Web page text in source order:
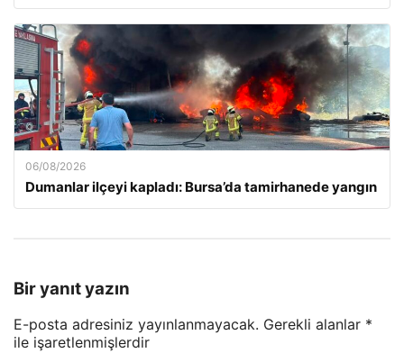
06/08/2026
Dumanlar ilçeyi kapladı: Bursa’da tamirhanede yangın
Bir yanıt yazın
E-posta adresiniz yayınlanmayacak. Gerekli alanlar *
ile işaretlenmişlerdir